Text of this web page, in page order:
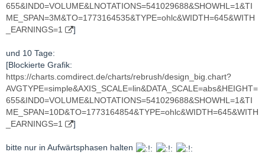
655&IND0=VOLUME&LNOTATIONS=541029688&SHOWHL=1&TI
ME_SPAN=3M&TO=1773164535&TYPE=ohlc&WIDTH=645&WITH
_EARNINGS=1
]
und 10 Tage:
[Blockierte Grafik:
https://charts.comdirect.de/charts/rebrush/design_big.chart?
AVGTYPE=simple&AXIS_SCALE=lin&DATA_SCALE=abs&HEIGHT=
655&IND0=VOLUME&LNOTATIONS=541029688&SHOWHL=1&TI
ME_SPAN=10D&TO=1773164854&TYPE=ohlc&WIDTH=645&WITH
_EARNINGS=1
]
bitte nur in Aufwärtsphasen halten